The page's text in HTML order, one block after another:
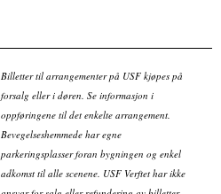
Billetter til arrangementer på USF kjøpes på
forsalg eller i døren. Se informasjon i
oppføringene til det enkelte arrangement.
Bevegelseshemmede har egne
parkeringsplasser foran bygningen og enkel
adkomst til alle scenene. USF Verftet har ikke